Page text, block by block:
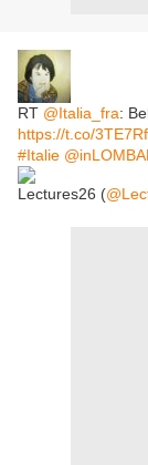
RT @Italia_fra:
https://t.co/
#Italie
Lectures26 (